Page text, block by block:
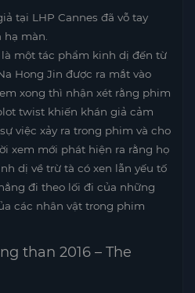
tại LHP Cannes đã vỗ tay
hạ màn.
một tác phẩm kinh dị đến từ
Hong Jin được ra mắt vào
xong thì nhận xét rằng phim
twist khiến khán giả cảm
việc xảy ra trong phim và cho
xem mới phát hiện ra rằng họ
dị về trừ tà có xen lẫn yếu tố
đi theo lối đi của những
các nhân vật trong phim
than 2016 – The